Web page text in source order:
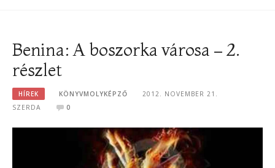
Benina: A boszorka városa – 2.
részlet
HÍREK KÖNYVMOLYKÉPZŐ
2012. NOVEMBER 21.
SZERDA
0